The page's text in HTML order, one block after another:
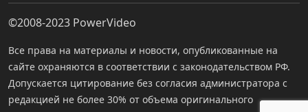
©2008-2023 PowerVideo
Все права на материалы и новости, опубликованные на
сайте охраняются в соответствии с законодательством РФ.
Допускается цитирование без согласия администратора с
редакцией не более 30% от объема оригинального